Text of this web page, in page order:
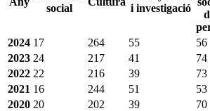
social
i investigació
2024 17 264 55 56
2023 24 217 41 74
2022 22 216 39 73
2021 16 244 51 53
2020 20 202 39 70